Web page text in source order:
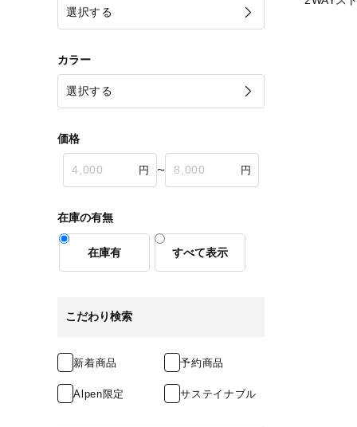
カラー
価格
〜
在庫の有無
在庫有 すべて表示
こだわり検索
新着商品 予約商品
Alpen限定 サステイナブル